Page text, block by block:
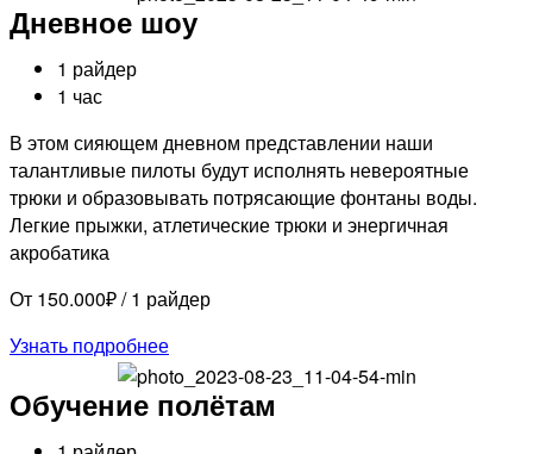
Дневное шоу
1 райдер
1 час
В этом сияющем дневном представлении наши
талантливые пилоты будут исполнять невероятные
трюки и образовывать потрясающие фонтаны воды.
Легкие прыжки, атлетические трюки и энергичная
акробатика
От 150.000₽ / 1 райдер
Узнать подробнее
Обучение полётам